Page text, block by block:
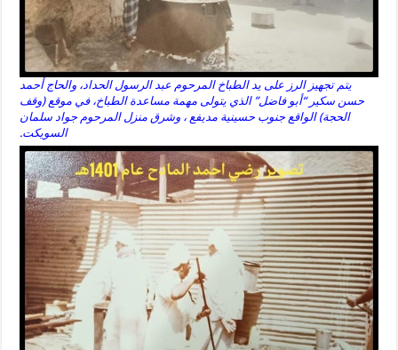
يتم تجهيز الرز على يد الطباخ المرحوم عبد الرسول الحداد، والحاج أحمد
حسن سكير “أبو فاضل” الذي يتولى مهمة مساعدة الطباخ، في موقع (وقف
الحجة) الواقع جنوب حسينية مديفع ، وشرق منزل المرحوم جواد سلمان
السويكت.